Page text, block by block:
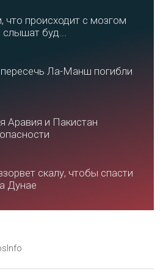
что происходит с мозгом
буд...
Ла-Манш погибли
Аравия и Пакистан
скалу, чтобы спасти
Дунае